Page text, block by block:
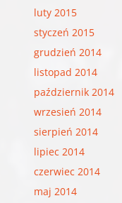
luty 2015
styczeń 2015
grudzień 2014
listopad 2014
październik 2014
wrzesień 2014
sierpień 2014
lipiec 2014
czerwiec 2014
maj 2014